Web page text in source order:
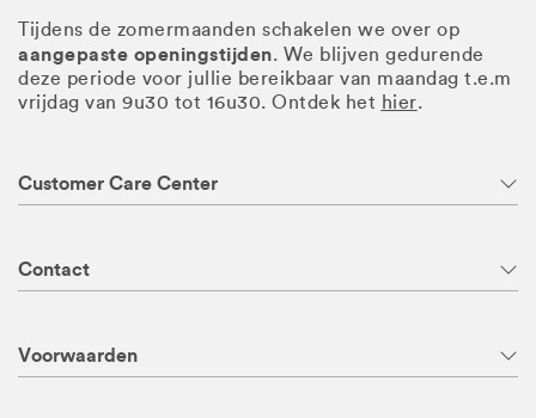
Tijdens de zomermaanden schakelen we over op
aangepaste openingstijden. We blijven gedurende
deze periode voor jullie bereikbaar van maandag t.e.m
vrijdag van 9u30 tot 16u30. Ontdek het hier.
Customer Care Center
Contact
Voorwaarden